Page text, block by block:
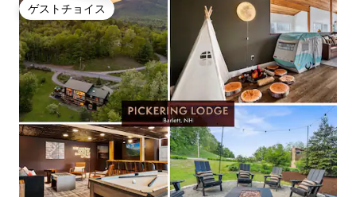
ゲストチョイス
ゲストチョイス